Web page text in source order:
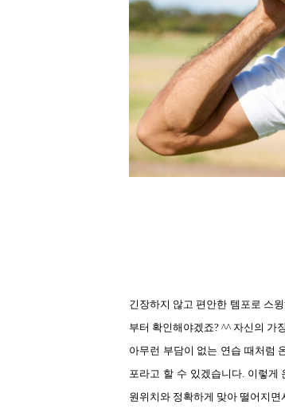
긴장하지 않고 편안한 템포로 스
부터 확인해야겠죠? ^^자신의 가
아무런 부담이 없는 연습 때처럼
포라고 할 수 있겠습니다. 이렇게
원위치와 정확하게 맞아 떨어지